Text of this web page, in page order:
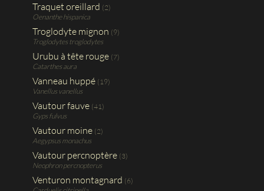
Traquet oreillard (2)
Oenanthe hispanica
Troglodyte mignon (9)
Troglodytes troglodytes
Urubu à tête rouge (7)
Catarthes aura
Vanneau huppé (19)
Vanellus vanellus
Vautour fauve (41)
Gyps fulvus
Vautour moine (2)
Aegypsus monachus
Vautour percnoptère (3)
Neophron percnopterus
Venturon montagnard (6)